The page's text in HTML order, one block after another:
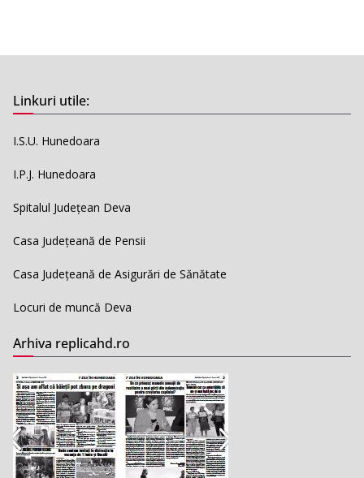
Linkuri utile:
I.S.U. Hunedoara
I.P.J. Hunedoara
Spitalul Județean Deva
Casa Județeană de Pensii
Casa Județeană de Asigurări de Sănătate
Locuri de muncă Deva
Arhiva replicahd.ro